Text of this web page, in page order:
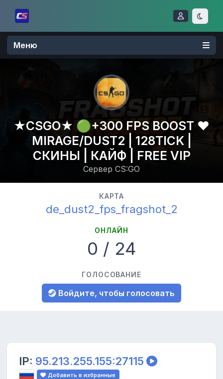
Меню
★CSGO★ 🟢+300 FPS BOOST ❤️
MIRAGE/DUST2 | 128TICK |
СКИНЫ | КАЙФ | FREE VIP
Сервер CS:GO
КАРТА
de_dust2_fps_fragshot_2
ОНЛАЙН
0 / 24
ГОЛОСОВАНИЕ
Войдите, чтобы голосовать
IP: 95.213.255.155:27115
Добавить в избранные